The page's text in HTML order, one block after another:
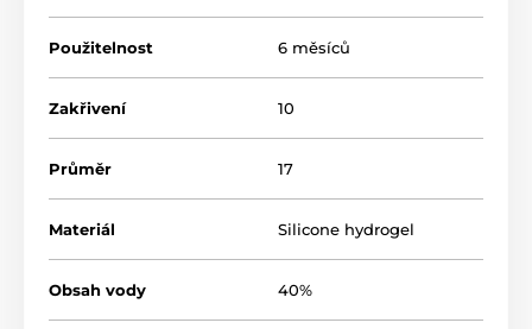
Použitelnost 6 měsíců
Zakřivení 10
Průměr 17
Materiál Silicone hydrogel
Obsah vody 40%